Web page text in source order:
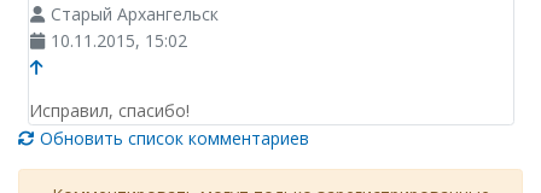
Старый Архангельск
10.11.2015, 15:02
Исправил, спасибо!
Обновить список комментариев